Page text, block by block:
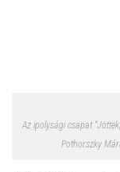
Az ipolysági csapat
Pothorszky